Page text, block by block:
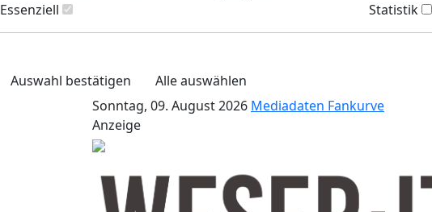
Essenziell
Statistik
Auswahl bestätigen
Alle auswählen
Sonntag, 09. August 2026 Mediadaten Fankurve
Anzeige